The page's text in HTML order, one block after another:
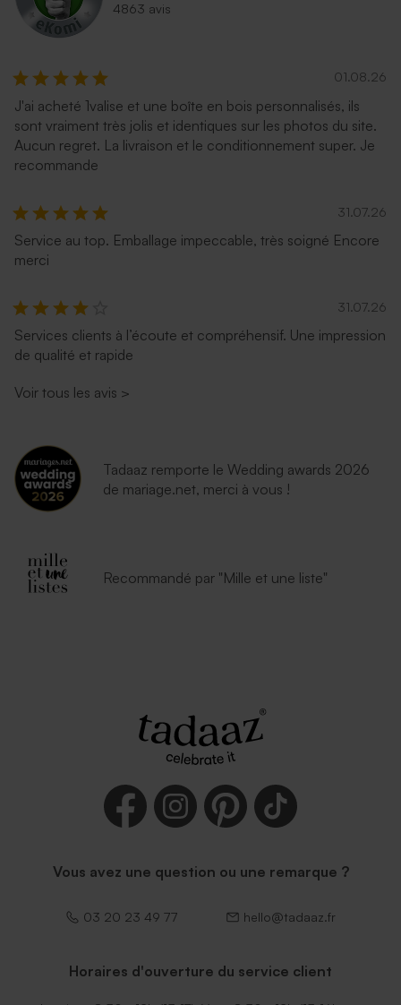
4863 avis
01.08.26
J'ai acheté 1valise et une boîte en bois personnalisés, ils
sont vraiment très jolis et identiques sur les photos du site.
Aucun regret. La livraison et le conditionnement super. Je
recommande
31.07.26
Service au top. Emballage impeccable, très soigné Encore
merci
31.07.26
Services clients à l’écoute et compréhensif. Une impression
de qualité et rapide
Voir tous les avis >
Tadaaz remporte le Wedding awards 2026
de mariage.net, merci à vous !
Recommandé par "Mille et une liste"
Vous avez une question ou une remarque ?
03 20 23 49 77 hello@tadaaz.fr
Horaires d'ouverture du service client